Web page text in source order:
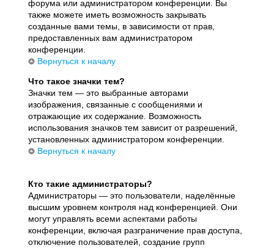
форума или администратором конференции. Вы
также можете иметь возможность закрывать
созданные вами темы, в зависимости от прав,
предоставленных вам администратором
конференции.
Вернуться к началу
Что такое значки тем?
Значки тем — это выбранные авторами
изображения, связанные с сообщениями и
отражающие их содержание. Возможность
использования значков тем зависит от разрешений,
установленных администратором конференции.
Вернуться к началу
Кто такие администраторы?
Администраторы — это пользователи, наделённые
высшим уровнем контроля над конференцией. Они
могут управлять всеми аспектами работы
конференции, включая разграничение прав доступа,
отключение пользователей, создание групп